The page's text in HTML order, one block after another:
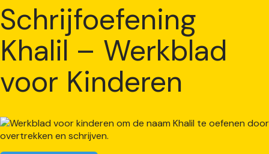
Schrijfoefening
Khalil – Werkblad
voor Kinderen